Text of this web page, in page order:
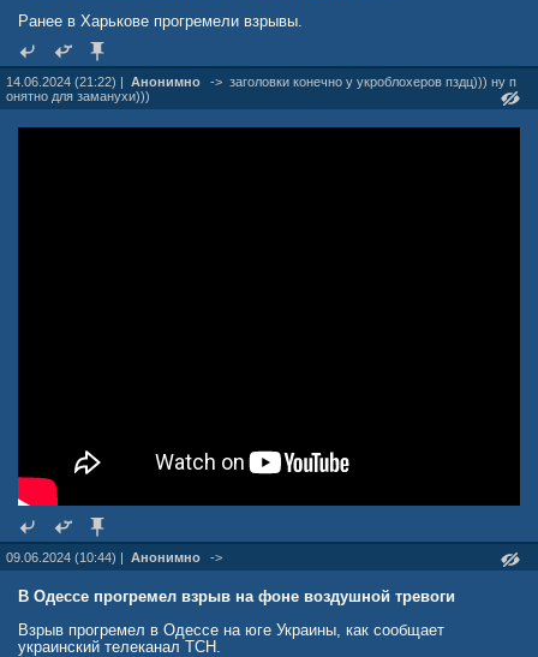
Ранее в Харькове прогремели взрывы.
14.06.2024 (21:22) | Анонимно -> заголовки конечно у укроблохеров пздц))) ну п
онятно для заманухи)))
09.06.2024 (10:44) | Анонимно ->
В Одессе прогремел взрыв на фоне воздушной тревоги
Взрыв прогремел в Одессе на юге Украины, как сообщает
украинский телеканал TCH.